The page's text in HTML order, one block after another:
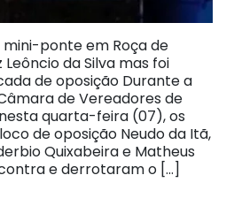
ponte em Roça de
da Silva mas foi
de oposição Durante a
de Vereadores de
quarta-feira (07), os
de oposição Neudo da Itã,
Quixabeira e Matheus
e derrotaram o […]